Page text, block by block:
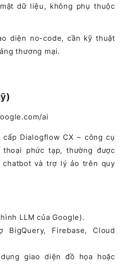
dữ liệu, không phụ thuộc
diện no-code, cần kỹ thuật
thương mại.
ai
cấp Dialogflow CX – công cụ
phức tạp, thường được
chatbot và trợ lý ảo trên quy
LLM của Google).
Firebase, Cloud
giao diện đồ họa hoặc